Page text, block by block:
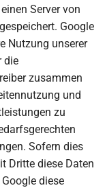
Server von
Google
Nutzung unserer
die
zusammen
und
zu
Sofern dies
Dritte diese Daten
diese